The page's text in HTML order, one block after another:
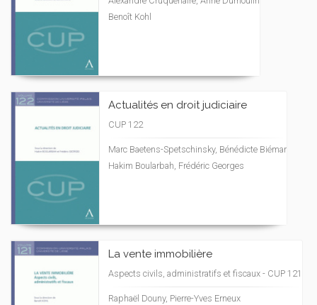
Benoît Kohl
Actualités en droit judiciaire
CUP 122
Marc Baetens-Spetschinsky, Bénédicte Biémar
Hakim Boularbah, Frédéric Georges
La vente immobilière
Aspects civils, administratifs et fiscaux - CUP 121
Raphaël Douny, Pierre-Yves Erneux